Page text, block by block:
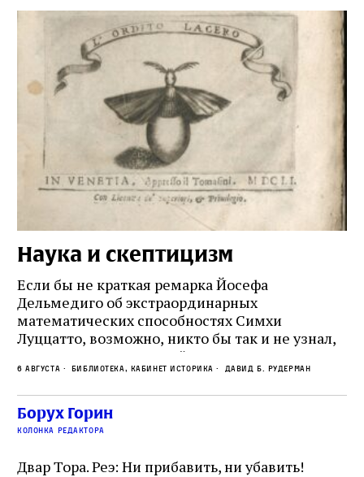
Наука и скептицизм
Если бы не краткая ремарка Йосефа
Дельмедиго об экстраординарных
математических способностях Симхи
Луццатто, возможно, никто бы так и не узнал,
что этот эрудированный и несколько
сварливый венецианский талмудист имел
какое‑то отношение к научной деятельности.
На протяжении почти шестидесяти лет,
вплоть до своей кончины, Луццатто был
6 августа Библиотека, кабинет историка Давид Б. Рудерман
Борух Горин
колонка редактора
Двар Тора. Реэ: Ни прибавить, ни убавить!